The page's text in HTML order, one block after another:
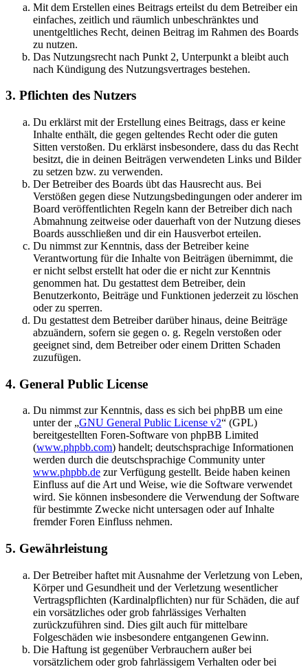
Mit dem Erstellen eines Beitrags erteilst du dem Betreiber ein
einfaches, zeitlich und räumlich unbeschränktes und
unentgeltliches Recht, deinen Beitrag im Rahmen des Boards
zu nutzen.
Das Nutzungsrecht nach Punkt 2, Unterpunkt a bleibt auch
nach Kündigung des Nutzungsvertrages bestehen.
3. Pflichten des Nutzers
Du erklärst mit der Erstellung eines Beitrags, dass er keine
Inhalte enthält, die gegen geltendes Recht oder die guten
Sitten verstoßen. Du erklärst insbesondere, dass du das Recht
besitzt, die in deinen Beiträgen verwendeten Links und Bilder
zu setzen bzw. zu verwenden.
Der Betreiber des Boards übt das Hausrecht aus. Bei
Verstößen gegen diese Nutzungsbedingungen oder anderer im
Board veröffentlichten Regeln kann der Betreiber dich nach
Abmahnung zeitweise oder dauerhaft von der Nutzung dieses
Boards ausschließen und dir ein Hausverbot erteilen.
Du nimmst zur Kenntnis, dass der Betreiber keine
Verantwortung für die Inhalte von Beiträgen übernimmt, die
er nicht selbst erstellt hat oder die er nicht zur Kenntnis
genommen hat. Du gestattest dem Betreiber, dein
Benutzerkonto, Beiträge und Funktionen jederzeit zu löschen
oder zu sperren.
Du gestattest dem Betreiber darüber hinaus, deine Beiträge
abzuändern, sofern sie gegen o. g. Regeln verstoßen oder
geeignet sind, dem Betreiber oder einem Dritten Schaden
zuzufügen.
4. General Public License
Du nimmst zur Kenntnis, dass es sich bei phpBB um eine
unter der „GNU General Public License v2“ (GPL)
bereitgestellten Foren-Software von phpBB Limited
(www.phpbb.com) handelt; deutschsprachige Informationen
werden durch die deutschsprachige Community unter
www.phpbb.de zur Verfügung gestellt. Beide haben keinen
Einfluss auf die Art und Weise, wie die Software verwendet
wird. Sie können insbesondere die Verwendung der Software
für bestimmte Zwecke nicht untersagen oder auf Inhalte
fremder Foren Einfluss nehmen.
5. Gewährleistung
Der Betreiber haftet mit Ausnahme der Verletzung von Leben,
Körper und Gesundheit und der Verletzung wesentlicher
Vertragspflichten (Kardinalpflichten) nur für Schäden, die auf
ein vorsätzliches oder grob fahrlässiges Verhalten
zurückzuführen sind. Dies gilt auch für mittelbare
Folgeschäden wie insbesondere entgangenen Gewinn.
Die Haftung ist gegenüber Verbrauchern außer bei
vorsätzlichem oder grob fahrlässigem Verhalten oder bei